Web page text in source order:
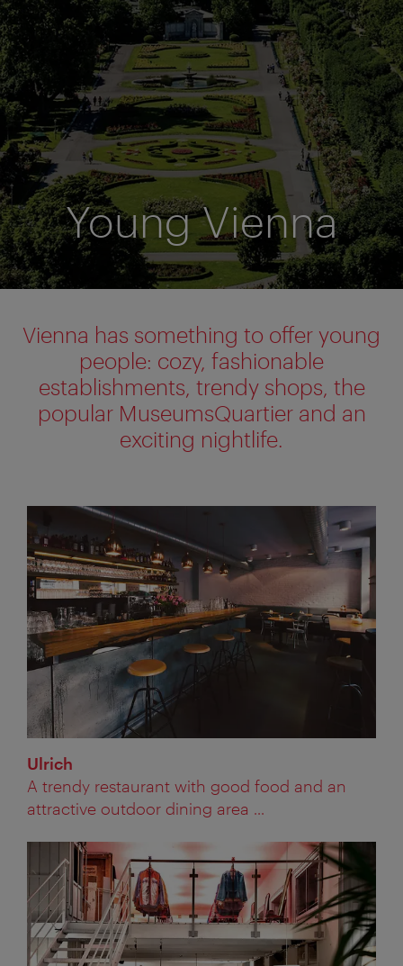
Young Vienna
Vienna has something to offer young
people: cozy, fashionable
establishments, trendy shops, the
popular MuseumsQuartier and an
exciting nightlife.
Ulrich
A trendy restaurant with good food and an
attractive outdoor dining area ...